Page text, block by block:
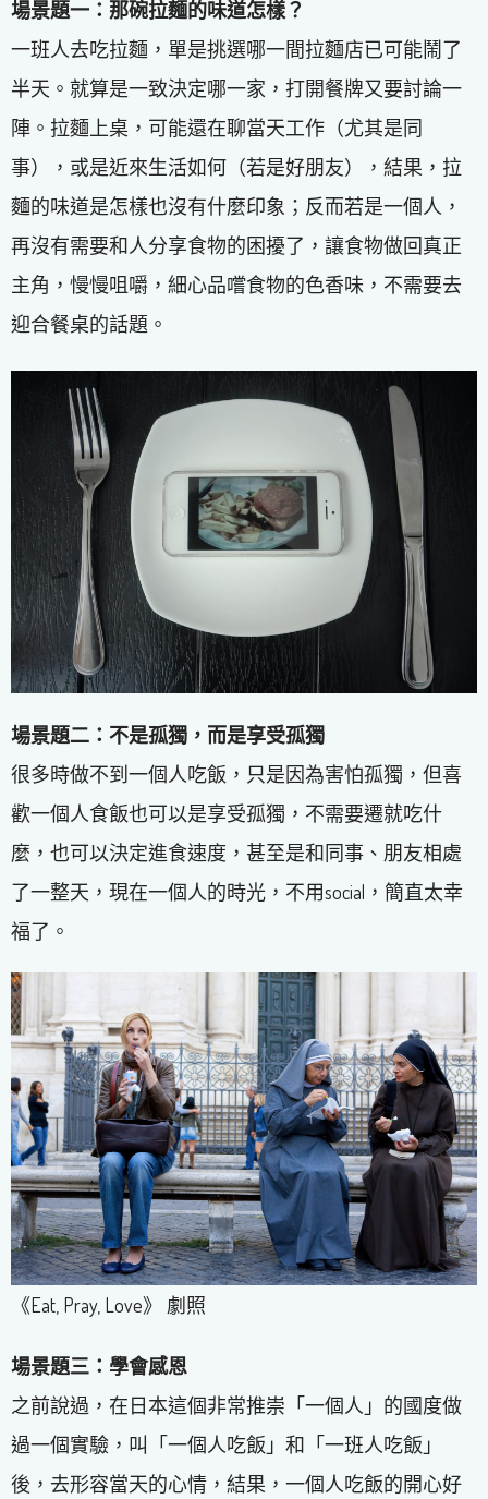
場景題一：那碗拉麵的味道怎樣？
一班人去吃拉麵，單是挑選哪一間拉麵店已可能鬧了
半天。就算是一致決定哪一家，打開餐牌又要討論一
陣。拉麵上桌，可能還在聊當天工作（尤其是同
事），或是近來生活如何（若是好朋友），結果，拉
麵的味道是怎樣也沒有什麼印象；反而若是一個人，
再沒有需要和人分享食物的困擾了，讓食物做回真正
主角，慢慢咀嚼，細心品嚐食物的色香味，不需要去
迎合餐桌的話題。
場景題二：不是孤獨，而是享受孤獨
很多時做不到一個人吃飯，只是因為害怕孤獨，但喜
歡一個人食飯也可以是享受孤獨，不需要遷就吃什
麼，也可以決定進食速度，甚至是和同事、朋友相處
了一整天，現在一個人的時光，不用social，簡直太幸
福了。
《Eat, Pray, Love》 劇照
場景題三：學會感恩
之前說過，在日本這個非常推崇「一個人」的國度做
過一個實驗，叫「一個人吃飯」和「一班人吃飯」
後，去形容當天的心情，結果，一個人吃飯的開心好